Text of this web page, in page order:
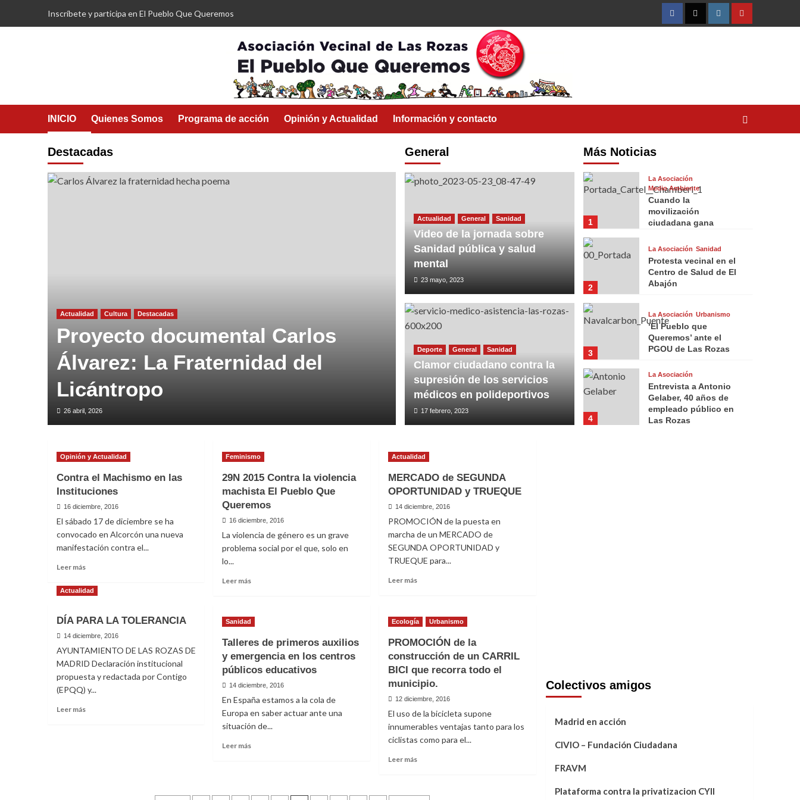
Inscríbete y participa en El Pueblo Que Queremos
FacebookTwitterInstagramYouTube
INICIO Quienes Somos Programa de acción Opinión y Actualidad Información y contacto
Destacadas
Actualidad Cultura Destacadas
Proyecto documental Carlos
Álvarez: La Fraternidad del
Licántropo
26 abril, 2026
Actualidad Destacadas Servicios Públicos
Noticias de la Red Agua Pública
1 abril, 2025
General
Actualidad General Sanidad
Video de la jornada sobre
Sanidad pública y salud
mental
23 mayo, 2023
Deporte General Sanidad
Clamor ciudadano contra la
supresión de los servicios
médicos en polideportivos
17 febrero, 2023
Más Noticias
1
La Asociación
Medio Ambiente
Cuando la
movilización
ciudadana gana
2
La Asociación Sanidad
Protesta vecinal en el
Centro de Salud de El
Abajón
3
La Asociación Urbanismo
‘El Pueblo que
Queremos’ ante el
PGOU de Las Rozas
4
La Asociación
Entrevista a Antonio
Gelaber, 40 años de
empleado público en
Las Rozas
Opinión y Actualidad
Contra el Machismo en las
Instituciones
16 diciembre, 2016
El sábado 17 de diciembre se ha
convocado en Alcorcón una nueva
manifestación contra el...
Leer másLeer
sobre
Machismo
en
Instituciones
Feminismo
29N 2015 Contra la violencia
machista El Pueblo Que
Queremos
16 diciembre, 2016
La violencia de género es un grave
problema social por el que, solo en
lo...
Leer más
la
violencia
machista
El
Que
Queremos
Actualidad
MERCADO de SEGUNDA
OPORTUNIDAD y TRUEQUE
14 diciembre, 2016
PROMOCIÓN de la puesta en
marcha de un MERCADO de
SEGUNDA OPORTUNIDAD y
TRUEQUE para...
Leer más
de
SEGUNDA
OPORTUNIDAD
y
TRUEQUE
Actualidad
DÍA PARA LA TOLERANCIA
14 diciembre, 2016
AYUNTAMIENTO DE LAS ROZAS DE
MADRID Declaración institucional
propuesta y redactada por Contigo
(EPQQ) y...
Leer másLeer
Sanidad
Talleres de primeros auxilios
y emergencia en los centros
públicos educativos
14 diciembre, 2016
En España estamos a la cola de
Europa en saber actuar ante una
situación de...
Leer más
Ecología Urbanismo
PROMOCIÓN de la
construcción de un CARRIL
BICI que recorra todo el
municipio.
12 diciembre, 2016
El uso de la bicicleta supone
innumerables ventajas tanto para los
ciclistas como para el...
Leer más
Colectivos amigos
Madrid en acción
CIVIO – Fundación Ciudadana
FRAVM
Plataforma contra la privatizacion CYII